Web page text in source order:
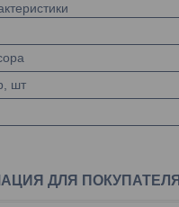
шт
ДЛЯ ПОКУПАТЕЛЯ